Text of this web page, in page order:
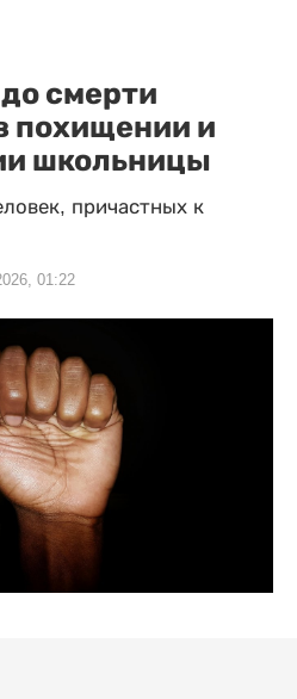
смерти
похищении и
школьницы
причастных к
01:22